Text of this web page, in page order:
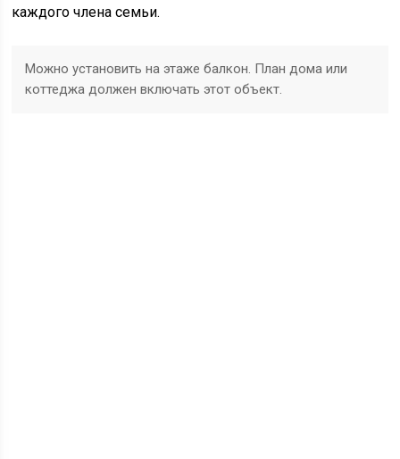
каждого члена семьи.
Можно установить на этаже балкон. План дома или
коттеджа должен включать этот объект.